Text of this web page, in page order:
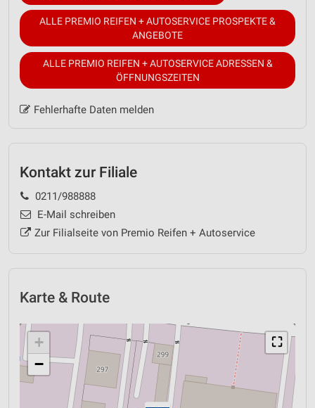
ALLE PREMIO REIFEN + AUTOSERVICE PROSPEKTE &
ANGEBOTE
ALLE PREMIO REIFEN + AUTOSERVICE ADRESSEN &
ÖFFNUNGSZEITEN
Fehlerhafte Daten melden
Kontakt zur Filiale
0211/988888
E-Mail schreiben
Zur Filialseite von Premio Reifen + Autoservice
Karte & Route
⛶
+
−